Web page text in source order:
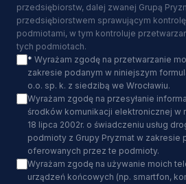
przedsiębiorstw, dalej zwanej Grupą
przedsiębiorstwem sprawującym
podmiotami, w tym kontroluje
tych podmiotach.
* Wyrażam zgodę na przetwarzanie
zakresie podanym w niniejszym
o.o. sp. k. z siedzibą we Wrocławiu.
Wyrażam zgodę na przesyłanie
środków komunikacji elektronicznej w
18 lipca 2002r. o świadczeniu usług
podmioty z Grupy Pryzmat w zakresie
oferowanych przez te podmioty.
Wyrażam zgodę na używanie moich
urządzeń końcowych (np. smartfon,